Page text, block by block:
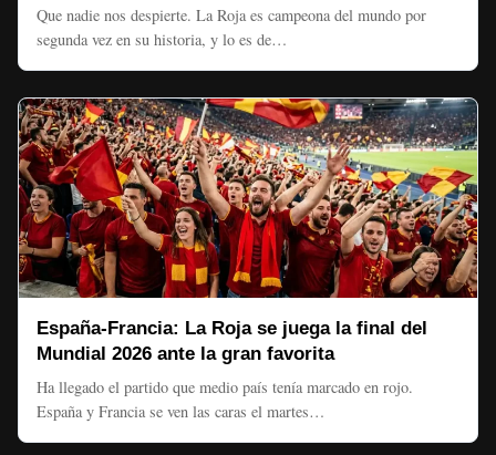
Que nadie nos despierte. La Roja es campeona del mundo por
segunda vez en su historia, y lo es de…
España-Francia: La Roja se juega la final del
Mundial 2026 ante la gran favorita
Ha llegado el partido que medio país tenía marcado en rojo.
España y Francia se ven las caras el martes…